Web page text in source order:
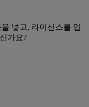
넣고, 라이선스를 업
가요?